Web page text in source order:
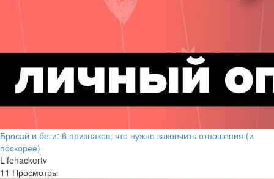
Бросай и беги: 6 признаков, что нужно закончить отношения (и
поскорее)
Lifehackertv
11 Просмотры